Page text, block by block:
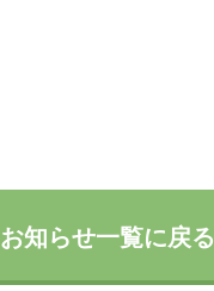
お知らせ一覧に戻る